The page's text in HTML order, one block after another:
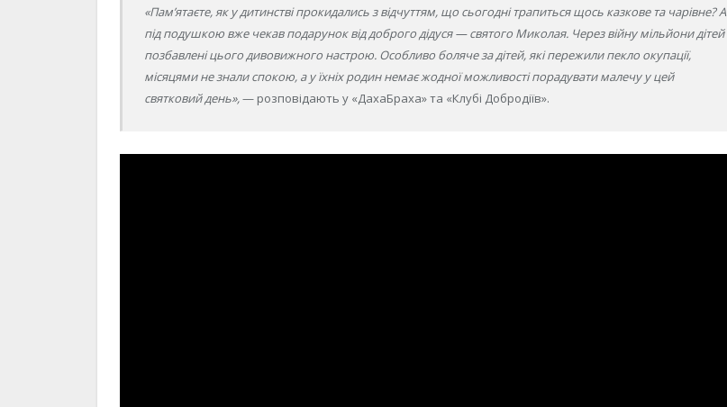
«Пам’ятаєте, як у дитинстві прокидались з відчуттям, що сьогодні трапиться щось казкове та чарівне? А
під подушкою вже чекав подарунок від доброго дідуся — святого Миколая. Через війну мільйони дітей
позбавлені цього дивовижного настрою. Особливо боляче за дітей, які пережили пекло окупації,
місяцями не знали спокою, а у їхніх родин немає жодної можливості порадувати малечу у цей
святковий день»,— розповідають у «ДахаБраха» та «Клубі Добродіїв».